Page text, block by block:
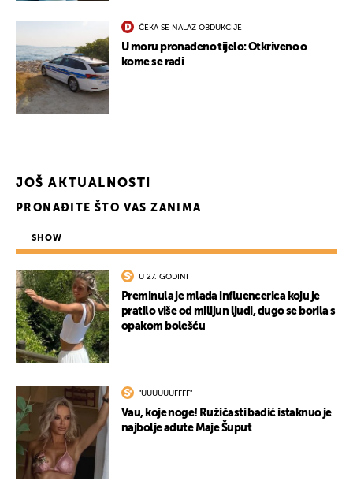
ČEKA SE NALAZ OBDUKCIJE
U moru pronađeno tijelo: Otkriveno o
kome se radi
JOŠ AKTUALNOSTI
PRONAĐITE ŠTO VAS ZANIMA
SHOW
U 27. GODINI
Preminula je mlada influencerica koju je
pratilo više od milijun ljudi, dugo se borila s
opakom bolešću
"UUUUUUFFFF"
Vau, koje noge! Ružičasti badić istaknuo je
najbolje adute Maje Šuput